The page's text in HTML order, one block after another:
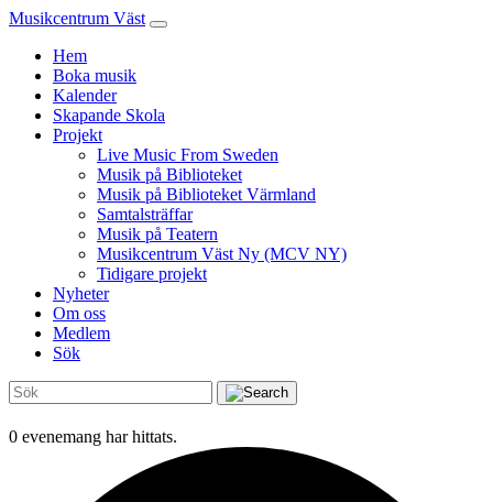
Musikcentrum Väst
Hem
Boka musik
Kalender
Skapande Skola
Projekt
Live Music From Sweden
Musik på Biblioteket
Musik på Biblioteket Värmland
Samtalsträffar
Musik på Teatern
Musikcentrum Väst Ny (MCV NY)
Tidigare projekt
Nyheter
Om oss
Medlem
Sök
0 evenemang har hittats.